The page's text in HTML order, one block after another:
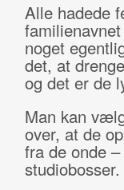
Alle hadede
noget
det, at
og det er de
Man kan
over, at de
fra de onde
studiobosser.